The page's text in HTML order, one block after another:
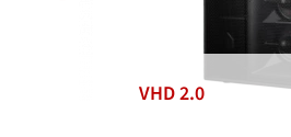
VHD 2.0